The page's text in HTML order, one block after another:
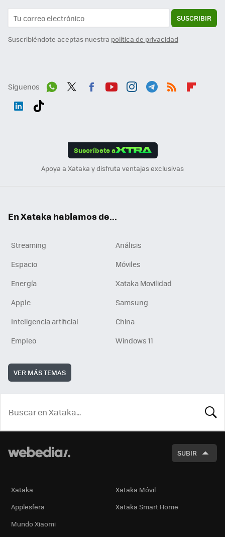
SUSCRIBIR
Suscribiéndote aceptas nuestra política de privacidad
Síguenos
Suscríbete a
Apoya a Xataka y disfruta ventajas exclusivas
En Xataka hablamos de...
Streaming
Análisis
Espacio
Móviles
Energía
Xataka Movilidad
Apple
Samsung
Inteligencia artificial
China
Empleo
Windows 11
VER MÁS TEMAS
SUBIR
Xataka
Xataka Móvil
Applesfera
Xataka Smart Home
Mundo Xiaomi